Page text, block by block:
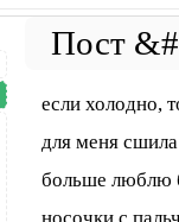
если холодно,
для меня
больше люблю